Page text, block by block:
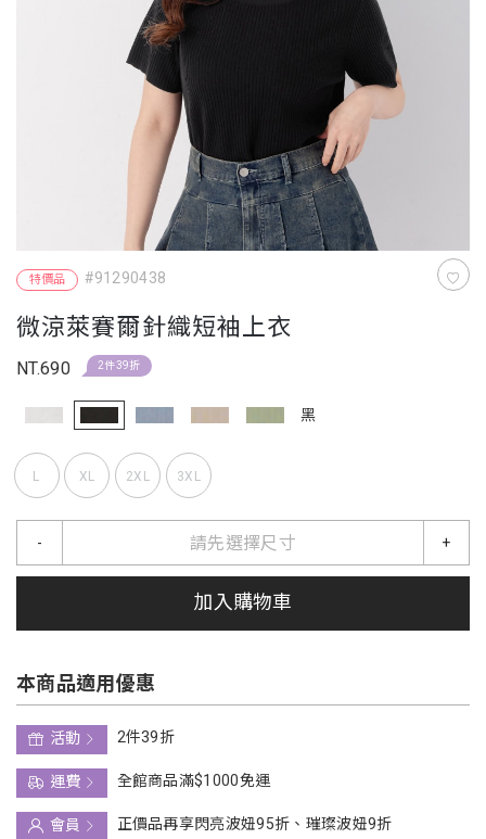
特價品 #91290438
微涼萊賽爾針織短袖上衣
NT.690 2件39折
黑
L XL 2XL 3XL
請先選擇尺寸
- +
加入購物車
本商品適用優惠
活動
2件39折
運費
全館商品滿$1000免運
會員
正價品再享閃亮波妞95折、璀璨波妞9折